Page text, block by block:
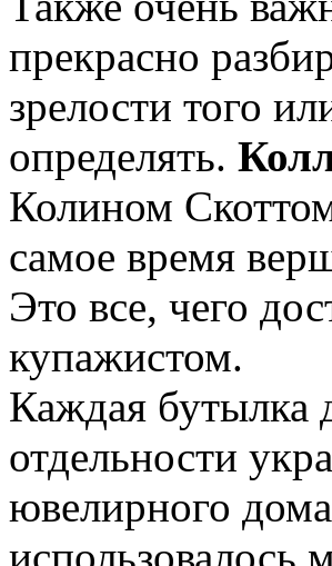
прекрасно
зрелости того
определять.
Колином
самое время
Это все, чего
купажистом.
Каждая бутылка
отдельности
ювелирного дома
использовалось